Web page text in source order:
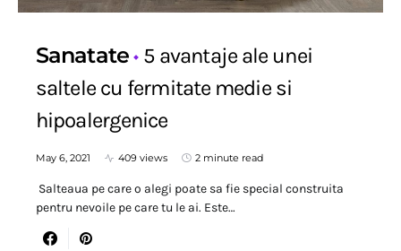
Sanatate
5 avantaje ale unei
saltele cu fermitate medie si
hipoalergenice
May 6, 2021 409 views 2 minute read
Salteaua pe care o alegi poate sa fie special construita
pentru nevoile pe care tu le ai. Este…